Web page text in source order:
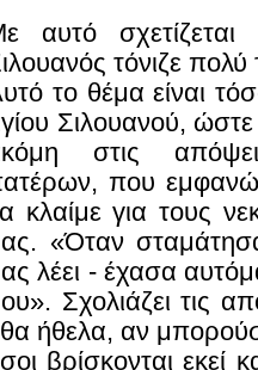
αυτό
τόνιζε
το θέμα είναι
Σιλουανού, ώστε
στις
που
κλαίμε για τους
«Όταν
λέει - έχασα
Σχολιάζει τις
ήθελα, αν
βρίσκονται εκεί